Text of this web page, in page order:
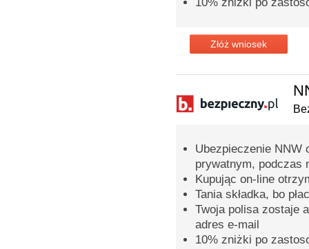
Złóż wniosek
Ubezpieczenie NNW
prywatnym, podczas
Kupując on-line
Tania składka, bo
Twoja polisa zostaje
adres e-mail
10% zniżki po